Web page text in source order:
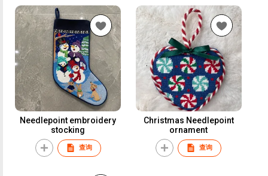
Needlepoint embroidery
stocking
查询
Christmas Needlepoint
ornament
查询